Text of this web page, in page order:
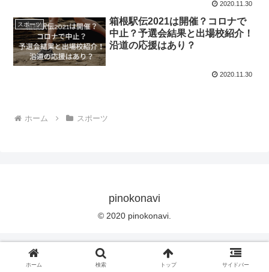
2020.11.30
スポーツ
箱根駅伝2021は開催？コロナで
中止？予選会結果と出場校紹介！
沿道の応援はあり？
2020.11.30
ホーム スポーツ
pinokonavi
© 2020 pinokonavi.
ホーム 検索 トップ サイドバー